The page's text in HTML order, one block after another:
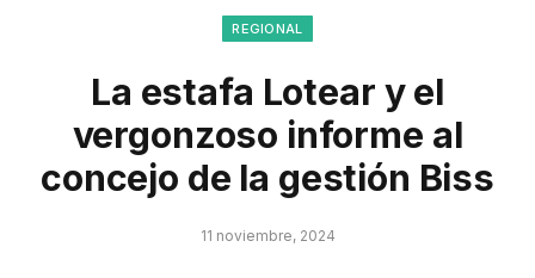
REGIONAL
La estafa Lotear y el
vergonzoso informe al
concejo de la gestión Biss
11 noviembre, 2024